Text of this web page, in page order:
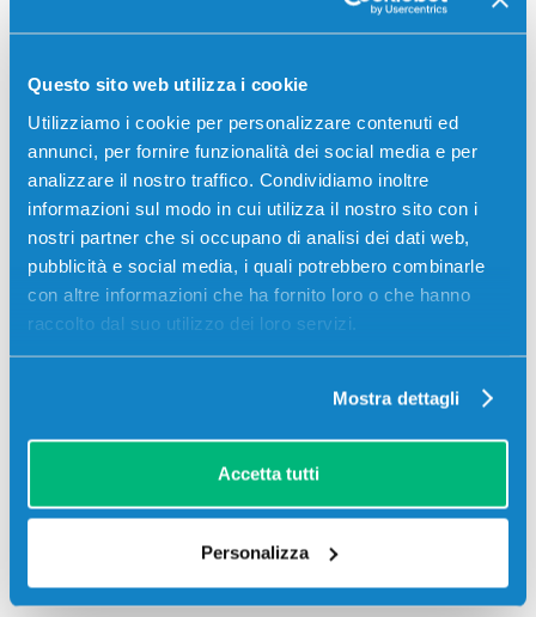
Questo sito web utilizza i cookie
Utilizziamo i cookie per personalizzare contenuti ed
annunci, per fornire funzionalità dei social media e per
analizzare il nostro traffico. Condividiamo inoltre
informazioni sul modo in cui utilizza il nostro sito con i
nostri partner che si occupano di analisi dei dati web,
pubblicità e social media, i quali potrebbero combinarle
con altre informazioni che ha fornito loro o che hanno
raccolto dal suo utilizzo dei loro servizi.
Mostra dettagli
Accetta tutti
Personalizza
Si sono aggiornate migliorando praticamente in tutto,
estetica,versatilità,funzionalità,affidabilitàe soprattutto il
riguarda lecartucce.
Il principio che, però, accompagna le stampanti a getto
d’inchiostro è il medesimo di quello del 1980, ovvero gettare
delle microscopiche gocce d’inchiostro sulla carta grazie ad
un carrello che permette alle cartucce di muoversi molto
velocemente, così da realizzare scritte e disegni di qualsiasi
genere in modo
preciso e dettagliato
Marvo
Balle, le prime testine inkjet furono sviluppate con uno
sviluppo comune tra HP e Olivetti
Rispondi